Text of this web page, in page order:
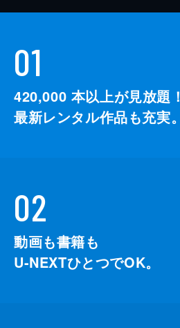
01
420,000 本以上が見放題！
最新レンタル作品も充実。
02
動画も書籍も
U-NEXTひとつでOK。